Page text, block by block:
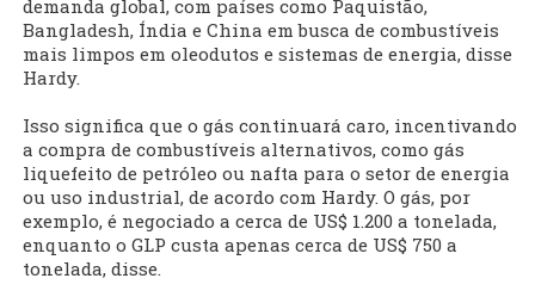
demanda global, com países como Paquistão,
Bangladesh, Índia e China em busca de combustíveis
mais limpos em oleodutos e sistemas de energia, disse
Hardy.
Isso significa que o gás continuará caro, incentivando
a compra de combustíveis alternativos, como gás
liquefeito de petróleo ou nafta para o setor de energia
ou uso industrial, de acordo com Hardy. O gás, por
exemplo, é negociado a cerca de US$ 1.200 a tonelada,
enquanto o GLP custa apenas cerca de US$ 750 a
tonelada, disse.